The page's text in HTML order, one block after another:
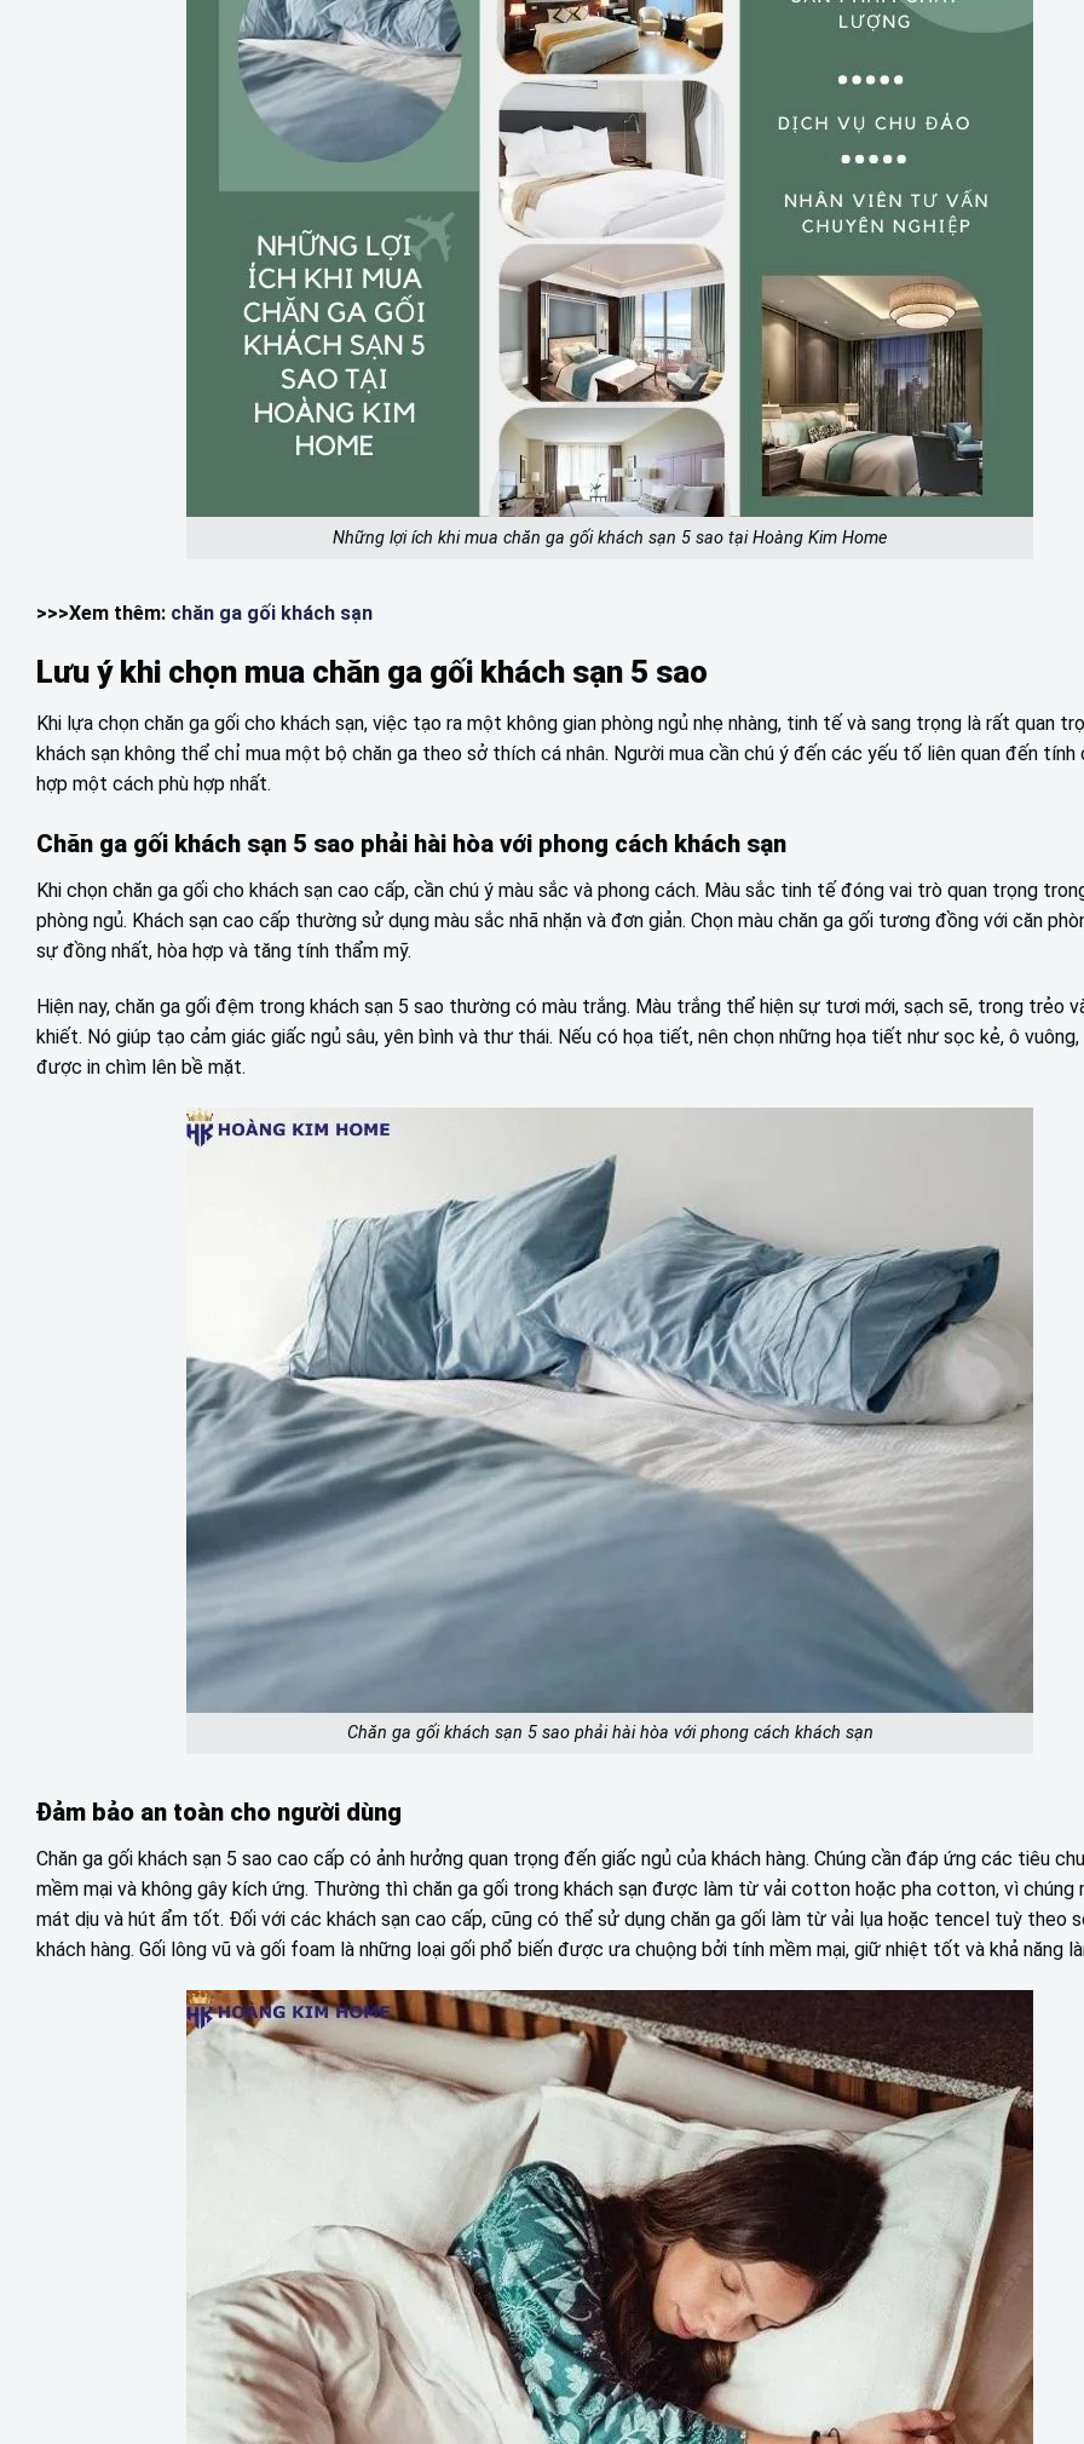
Những lợi ích khi mua chăn ga gối khách sạn 5 sao tại Hoàng Kim Home
>>>Xem thêm: chăn ga gối khách sạn
Lưu ý khi chọn mua chăn ga gối khách sạn 5 sao
Khi lựa chọn chăn ga gối cho khách sạn, việc tạo ra một không gian phòng ngủ nhẹ nhàng, tinh tế và sang trọng là rất quan
khách sạn không thể chỉ mua một bộ chăn ga theo sở thích cá nhân. Người mua cần chú ý đến các yếu tố liên quan đến tính
hợp một cách phù hợp nhất.
Chăn ga gối khách sạn 5 sao phải hài hòa với phong cách khách sạn
Khi chọn chăn ga gối cho khách sạn cao cấp, cần chú ý màu sắc và phong cách. Màu sắc tinh tế đóng vai trò quan trọng
phòng ngủ. Khách sạn cao cấp thường sử dụng màu sắc nhã nhặn và đơn giản. Chọn màu chăn ga gối tương đồng với căn
sự đồng nhất, hòa hợp và tăng tính thẩm mỹ.
Hiện nay, chăn ga gối đệm trong khách sạn 5 sao thường có màu trắng. Màu trắng thể hiện sự tươi mới, sạch sẽ, trong trẻo
khiết. Nó giúp tạo cảm giác giấc ngủ sâu, yên bình và thư thái. Nếu có họa tiết, nên chọn những họa tiết như sọc kẻ, ô vuông,
được in chìm lên bề mặt.
Chăn ga gối khách sạn 5 sao phải hài hòa với phong cách khách sạn
Đảm bảo an toàn cho người dùng
Chăn ga gối khách sạn 5 sao cao cấp có ảnh hưởng quan trọng đến giấc ngủ của khách hàng. Chúng cần đáp ứng các tiêu
mềm mại và không gây kích ứng. Thường thì chăn ga gối trong khách sạn được làm từ vải cotton hoặc pha cotton, vì chúng
mát dịu và hút ẩm tốt. Đối với các khách sạn cao cấp, cũng có thể sử dụng chăn ga gối làm từ vải lụa hoặc tencel tuỳ theo
khách hàng. Gối lông vũ và gối foam là những loại gối phổ biến được ưa chuộng bởi tính mềm mại, giữ nhiệt tốt và khả năng